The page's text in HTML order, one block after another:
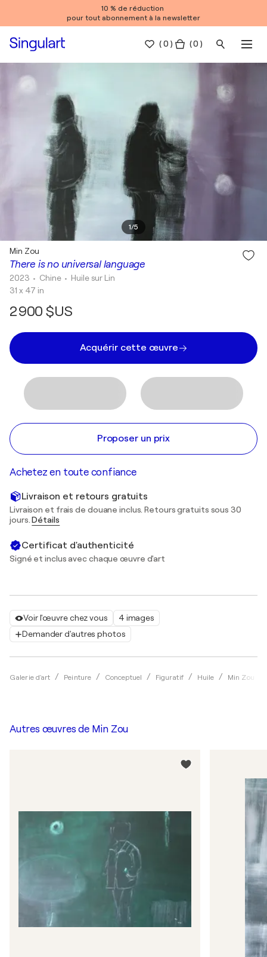
10 % de réduction
pour tout abonnement à la newsletter
(0 ) ( 0 )
1/5
Voir l'œuvre chez vous
4 images
Demander d'autres photos
Galerie d'art Peinture Conceptuel Figuratif Huile Min Zou
There is no universal language
Min Zou
2023 • Chine • Huile sur Lin
31 x 47 in
2 900 $US
Acquérir cette œuvre
Proposer un prix
Achetez en toute confiance
Livraison et retours gratuits
Livraison et frais de douane inclus. Retours gratuits sous 30
jours.Détails
Certificat d'authenticité
Signé et inclus avec chaque œuvre d'art
Autres œuvres de Min Zou